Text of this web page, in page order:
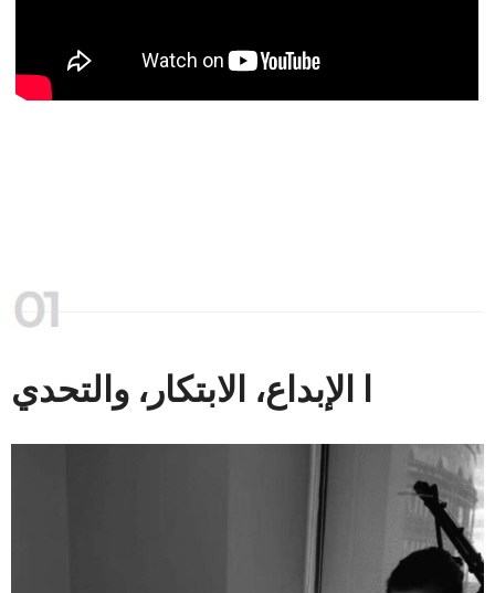
ا الإبداع، الابتكار، والتحدي